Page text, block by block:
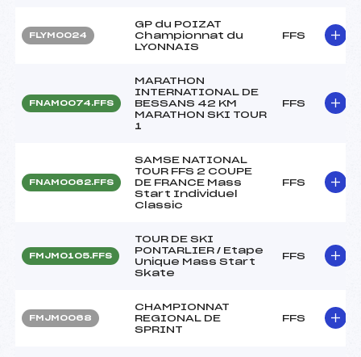
FLYM0024
GP du POIZAT
Championnat du
LYONNAIS
FFS
FNAM0074.FFS
MARATHON
INTERNATIONAL DE
BESSANS 42 KM
MARATHON SKI TOUR
1
FFS
FNAM0062.FFS
SAMSE NATIONAL
TOUR FFS 2 COUPE
DE FRANCE Mass
Start Individuel
Classic
FFS
FMJM0105.FFS
TOUR DE SKI
PONTARLIER / Etape
Unique Mass Start
Skate
FFS
FMJM0068
CHAMPIONNAT
REGIONAL DE
SPRINT
FFS